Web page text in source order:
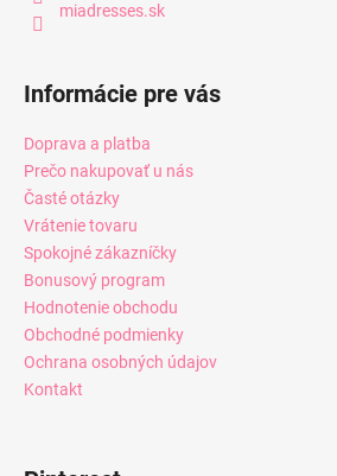
miadresses.sk
Informácie pre vás
Doprava a platba
Prečo nakupovať u nás
Časté otázky
Vrátenie tovaru
Spokojné zákazníčky
Bonusový program
Hodnotenie obchodu
Obchodné podmienky
Ochrana osobných údajov
Kontakt